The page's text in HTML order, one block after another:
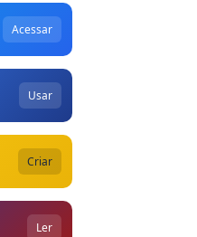
Acessar
Usar
Criar
Ler